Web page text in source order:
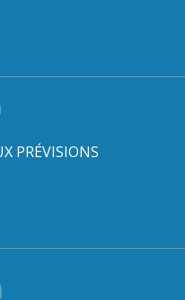
PRÉVISIONS